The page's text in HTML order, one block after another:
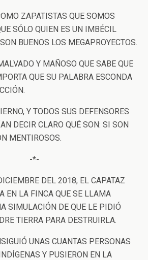
ZAPATISTAS QUE SOMOS
SÓLO QUIEN ES UN IMBÉCIL
BUENOS LOS MEGAPROYECTOS.
Y MAÑOSO QUE SABE QUE
QUE SU PALABRA ESCONDA
Y TODOS SUS DEFENSORES
DECIR CLARO QUÉ SON: SI SON
MENTIROSOS.
-*-
DEL 2018, EL CAPATAZ
EN LA FINCA QUE SE LLAMA
SIMULACIÓN DE QUE LE PIDIÓ
TIERRA PARA DESTRUIRLA.
UNAS CUANTAS PERSONAS
Y PUSIERON EN LA